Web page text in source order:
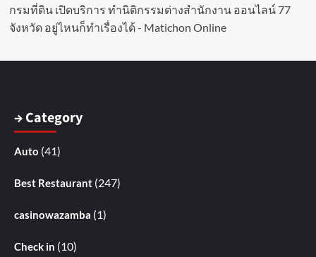
กรมที่ดิน เปิดบริการ ทำนิติกรรมต่างสำนักงาน ออนไลน์ 77
จังหวัด อยู่ไหนก็ทำเรื่องได้ - Matichon Online
→ Category
Auto (41)
Best Restaurant (247)
casinowazamba (1)
Check in (10)